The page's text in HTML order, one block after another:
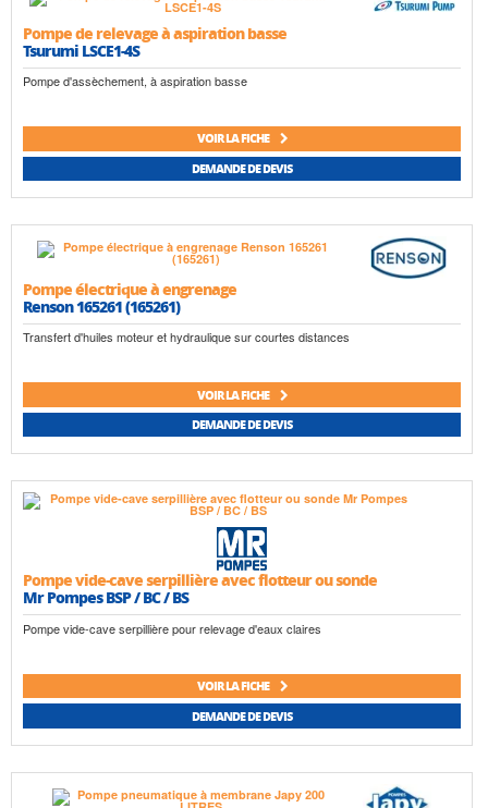
Pompe de relevage à aspiration basse
Tsurumi LSCE1-4S
Pompe d'assèchement, à aspiration basse
VOIR LA FICHE
DEMANDE DE DEVIS
Pompe électrique à engrenage
Renson 165261 (165261)
Transfert d'huiles moteur et hydraulique sur courtes distances
VOIR LA FICHE
DEMANDE DE DEVIS
Pompe vide-cave serpillière avec flotteur ou sonde
Mr Pompes BSP / BC / BS
Pompe vide-cave serpillière pour relevage d'eaux claires
VOIR LA FICHE
DEMANDE DE DEVIS